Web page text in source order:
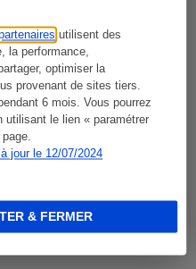
utilisent des
la performance,
optimiser la
provenant de sites tiers.
6 mois. Vous pourrez
utilisant le lien « paramétrer
jour le 12/07/2024
& FERMER
CoffeeB (vidéo)